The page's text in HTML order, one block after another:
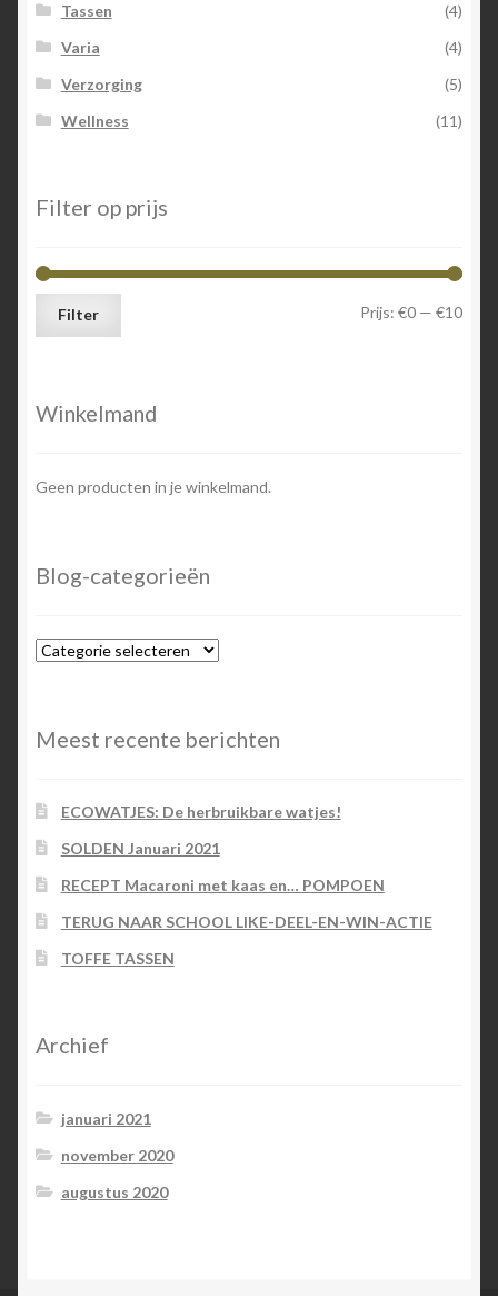
Tassen
(4)
Varia
(4)
Verzorging
(5)
Wellness
(11)
Filter op prijs
Min.
Max.
Filter Prijs: €0 — €10
Winkelmand
Geen producten in je winkelmand.
Blog-categorieën
Blog-
Meest recente berichten
ECOWATJES: De herbruikbare watjes!
SOLDEN Januari 2021
RECEPT Macaroni met kaas en… POMPOEN
TERUG NAAR SCHOOL LIKE-DEEL-EN-WIN-ACTIE
TOFFE TASSEN
Archief
januari 2021
november 2020
augustus 2020